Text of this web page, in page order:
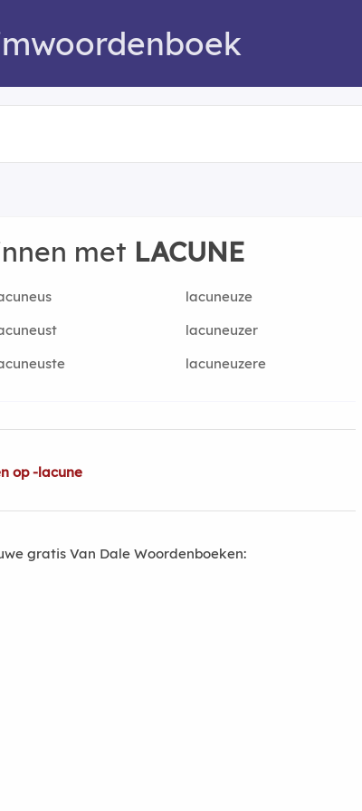
met LACUNE
lacuneuze
lacuneuzer
lacuneuzere
op -lacune
gratis Van Dale Woordenboeken: